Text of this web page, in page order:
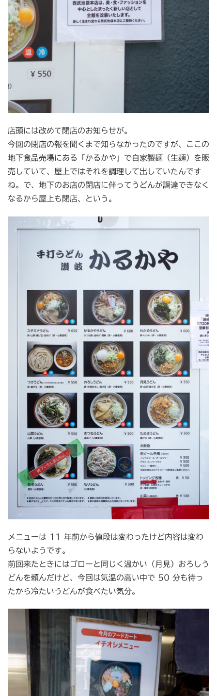
店頭には改めて閉店のお知らせが。
今回の閉店の報を聞くまで知らなかったのですが、ここの
地下食品売場にある「かるかや」で自家製麺（生麺）を販
売していて、屋上ではそれを調理して出していたんです
ね。で、地下のお店の閉店に伴ってうどんが調達できなく
なるから屋上も閉店、という。
メニューは 11 年前から値段は変わったけど内容は変わ
らないようです。
前回来たときにはゴローと同じく温かい（月見）おろしう
どんを頼んだけど、今回は気温の高い中で 50 分も待っ
たから冷たいうどんが食べたい気分。